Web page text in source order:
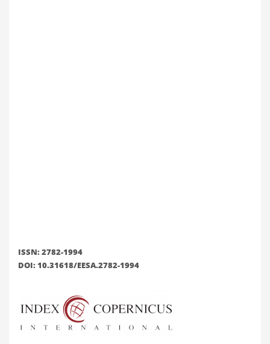
ISSN: 2782-1994
DOI: 10.31618/EESA.2782-1994